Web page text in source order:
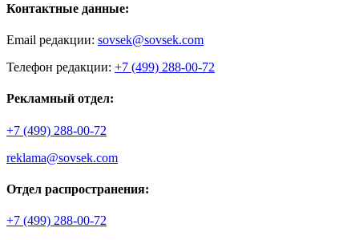
Контактные данные:
Email редакции: sovsek@sovsek.com
Телефон редакции: +7 (499) 288-00-72
Рекламный отдел:
+7 (499) 288-00-72
reklama@sovsek.com
Отдел распространения:
+7 (499) 288-00-72